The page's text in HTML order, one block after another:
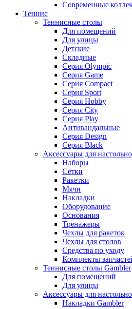
Современные
Теннис
Теннисные столы
Для помещений
Для улицы
Детские
Складные
Серия Olympic
Серия Game
Серия Compact
Серия Sport
Серия Hobby
Серия City
Серия Play
Антивандальные
Серия Design
Серия Black
Аксессуары для
Наборы
Сетки
Ракетки
Мячи
Накладки
Оборудование
Основания
Тренажеры
Чехлы для ракеток
Чехлы для столов
Средства по уходу
Комплекты
Теннисные столы Gambler
Для помещений
Для улицы
Аксессуары для
Накладки Gambler